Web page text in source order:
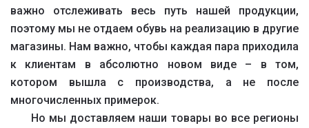
важно отслеживать весь путь нашей продукции,
поэтому мы не отдаем обувь на реализацию в другие
магазины. Нам важно, чтобы каждая пара приходила
к клиентам в абсолютно новом виде – в том,
котором вышла с производства, а не после
многочисленных примерок.
Но мы доставляем наши товары во все регионы